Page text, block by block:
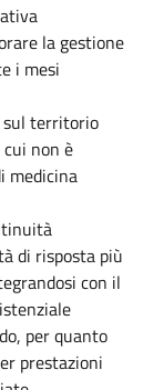
la gestione
i mesi
sul territorio
non è
medicina
di risposta più
con il
per quanto
prestazioni